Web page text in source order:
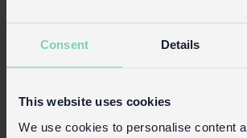
Consent Details
This website uses cookies
We use cookies to personalise content
Kartenfächer
Transparentes Kartenfach,